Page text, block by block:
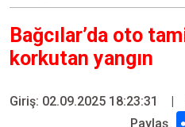
Bağcılar’da oto
korkutan yangın
Giriş: 02.09.2025 18:23:31 |
Paylaş